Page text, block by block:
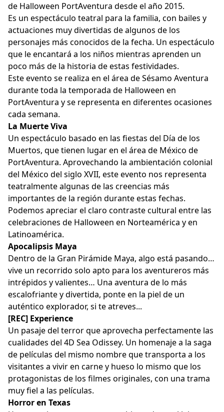
de Halloween PortAventura desde el año 2015.
Es un espectáculo teatral para la familia, con bailes y
actuaciones muy divertidas de algunos de los
personajes más conocidos de la fecha. Un espectáculo
que le encantará a los niños mientras aprenden un
poco más de la historia de estas festividades.
Este evento se realiza en el área de Sésamo Aventura
durante toda la temporada de Halloween en
PortAventura y se representa en diferentes ocasiones
cada semana.
La Muerte Viva
Un espectáculo basado en las fiestas del Día de los
Muertos, que tienen lugar en el área de México de
PortAventura. Aprovechando la ambientación colonial
del México del siglo XVII, este evento nos representa
teatralmente algunas de las creencias más
importantes de la región durante estas fechas.
Podemos apreciar el claro contraste cultural entre las
celebraciones de Halloween en Norteamérica y en
Latinoamérica.
Apocalipsis Maya
Dentro de la Gran Pirámide Maya, algo está pasando…
vive un recorrido solo apto para los aventureros más
intrépidos y valientes… Una aventura de lo más
escalofriante y divertida, ponte en la piel de un
auténtico explorador, si te atreves...
[REC] Experience
Un pasaje del terror que aprovecha perfectamente las
cualidades del 4D Sea Odissey. Un homenaje a la saga
de películas del mismo nombre que transporta a los
visitantes a vivir en carne y hueso lo mismo que los
protagonistas de los filmes originales, con una trama
muy fiel a las películas.
Horror en Texas